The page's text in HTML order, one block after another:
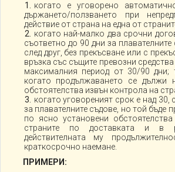
когато е уговорено
държането/ползването при
действие от страна на една от
когато най-малко два срочни
съответно до 90 дни за плавателните
след друг, без прекъсване или с
връзка със същите превозни
максималния период от 30/90 дни;
когато продължаването се дължи
обстоятелства извън контрола на
когато уговореният срок е над 30,
за плавателните съдове, но той бъде
по ясно установени
страните по доставката и в
действителната му
краткосрочно наемане.
ПРИМЕРИ: